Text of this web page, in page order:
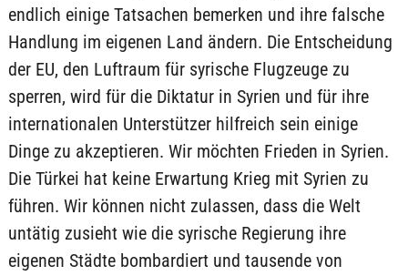
endlich einige Tatsachen bemerken und ihre falsche
Handlung im eigenen Land ändern. Die Entscheidung
der EU, den Luftraum für syrische Flugzeuge zu
sperren, wird für die Diktatur in Syrien und für ihre
internationalen Unterstützer hilfreich sein einige
Dinge zu akzeptieren. Wir möchten Frieden in Syrien.
Die Türkei hat keine Erwartung Krieg mit Syrien zu
führen. Wir können nicht zulassen, dass die Welt
untätig zusieht wie die syrische Regierung ihre
eigenen Städte bombardiert und tausende von